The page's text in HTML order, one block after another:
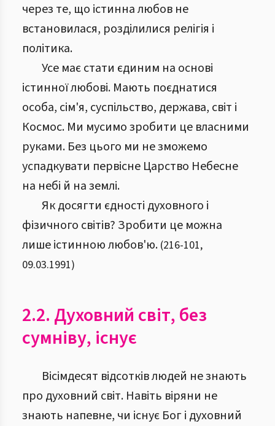
через те, що істинна любов не
встановилася, розділилися релігія і
політика.
Усе має стати єдиним на основі
істинної любові. Мають поєднатися
особа, сім'я, суспільство, держава, світ і
Космос. Ми мусимо зробити це власними
руками. Без цього ми не зможемо
успадкувати первісне Царство Небесне
на небі й на землі.
Як досягти єдності духовного і
фізичного світів? Зробити це можна
лише істинною любов'ю. (216-101,
09.03.1991)
2.2. Духовний світ, без
сумніву, існує
Вісімдесят відсотків людей не знають
про духовний світ. Навіть віряни не
знають напевне, чи існує Бог і духовний